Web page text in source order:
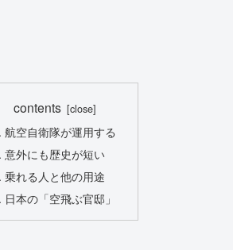
contents
航空自衛隊が運用する
意外にも歴史が短い
乗れる人と他の用途
日本の「空飛ぶ官邸」